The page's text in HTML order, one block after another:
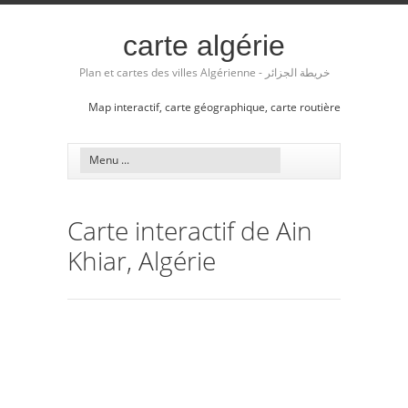
carte algérie
Plan et cartes des villes Algérienne - خريطة الجزائر
Map interactif, carte géographique, carte routière
Carte interactif de Ain
Khiar, Algérie